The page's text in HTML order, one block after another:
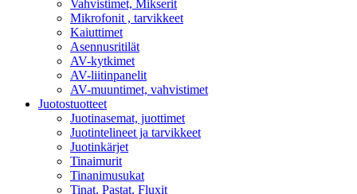
Vahvistimet, Mikserit
Mikrofonit , tarvikkeet
Kaiuttimet
Asennusritilät
AV-kytkimet
AV-liitinpanelit
AV-muuntimet, vahvistimet
Juotostuotteet
Juotinasemat, juottimet
Juotintelineet ja tarvikkeet
Juotinkärjet
Tinaimurit
Tinanimusukat
Tinat, Pastat, Fluxit